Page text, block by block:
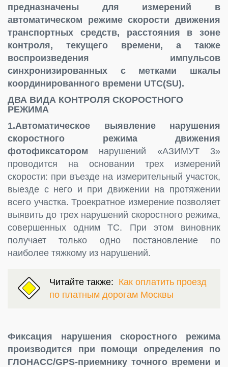
предназначены для измерений в
автоматическом режиме скорости движения
транспортных средств, расстояния в зоне
контроля, текущего времени, а также
воспроизведения импульсов
синхронизированных с метками шкалы
координированного времени UTC(SU).
ДВА ВИДА КОНТРОЛЯ СКОРОСТНОГО
РЕЖИМА
1.Автоматическое выявление нарушения
скоростного режима движения
фотофиксатором нарушений «АЗИМУТ 3»
проводится на основании трех измерений
скорости: при въезде на измерительный участок,
выезде с него и при движении на протяжении
всего участка. Троекратное измерение позволяет
выявить до трех нарушений скоростного режима,
совершенных одним ТС. При этом виновник
получает только одно постановление по
наиболее тяжкому из нарушений.
Читайте также: Как оплатить проезд
по платным дорогам Москвы
Фиксация нарушения скоростного режима
производится при помощи определения по
ГЛОНАСС/GPS-приемнику точного времени и